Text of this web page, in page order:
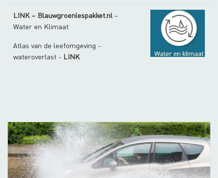
LINK – Blauwgroenlespakket.nl –
Water en Klimaat
Atlas van de leefomgeving -
wateroverlast - LINK